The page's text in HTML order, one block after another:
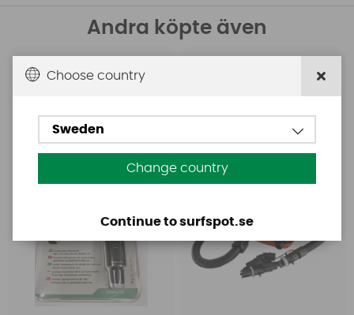
Andra köpte även
Aquasure
Choose country
Sweden
Change country
Continue to surfspot.se